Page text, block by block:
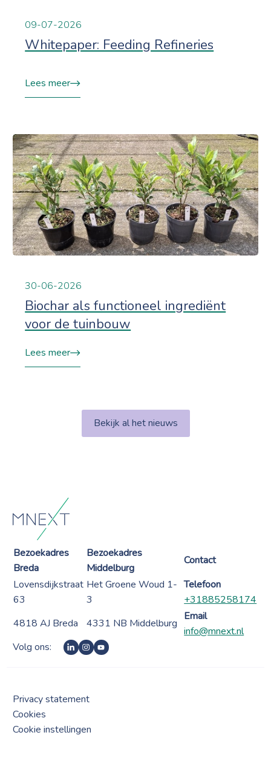
09-07-2026
Whitepaper: Feeding Refineries
Lees meer
30-06-2026
Biochar als functioneel ingrediënt
voor de tuinbouw
Lees meer
Bekijk al het nieuws
Bezoekadres
Breda
Bezoekadres
Middelburg
Contact
Lovensdijkstraat
63
Het Groene Woud 1-
3
Telefoon
+31885258174
4818 AJ Breda
4331 NB Middelburg
Email
info@mnext.nl
Volg ons:
Privacy statement
Cookies
Cookie instellingen